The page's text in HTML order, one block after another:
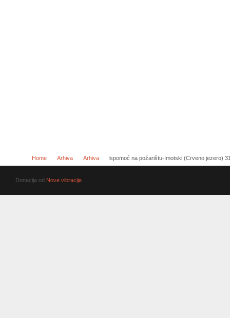
Home Arhiva Arhiva Ispomoć na požarištu-Imotski (Crveno jezero)
Donacija od Nove vibracije